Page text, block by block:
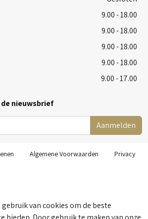
9.00 - 18.00
9.00 - 18.00
9.00 - 18.00
9.00 - 18.00
9.00 - 17.00
nieuwsbrief
Aanmelden
Algemene Voorwaarden Privacy
van cookies om de beste